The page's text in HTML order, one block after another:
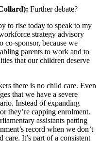
Further debate?
to rise today to speak to my
strategy advisory
sponsor, because we
parents to work and to
that our children deserve
there is no child care. Even
that we have a severe
Instead of expanding
they’re capping enrolment.
assistants patting
record when we don’t
It’s part of a consistent